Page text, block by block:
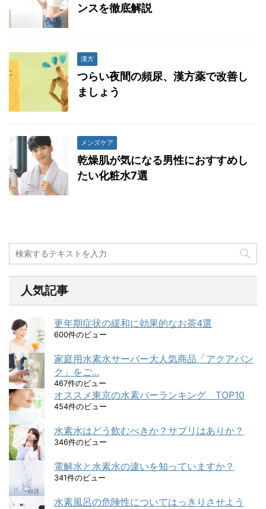
ンスを徹底解説
漢方
つらい夜間の頻尿、漢方薬で改善し
ましょう
メンズケア
乾燥肌が気になる男性におすすめし
たい化粧水7選
人気記事
更年期症状の緩和に効果的なお茶4選
600件のビュー
家庭用水素水サーバー大人気商品「アクアバン
ク」をご...
467件のビュー
オススメ東京の水素バーランキング TOP10
454件のビュー
水素水はどう飲むべきか？サプリはありか？
346件のビュー
電解水と水素水の違いを知っていますか？
341件のビュー
水素風呂の危険性についてはっきりさせよう